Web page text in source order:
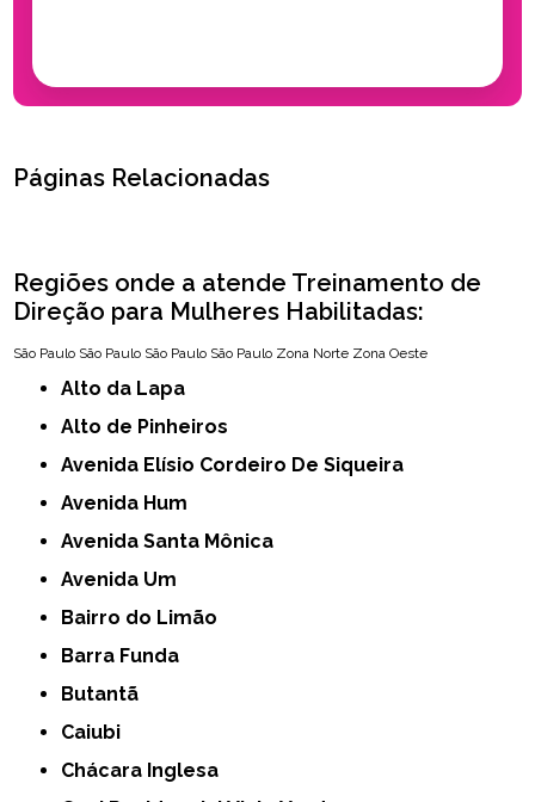
Páginas Relacionadas
Regiões onde a atende Treinamento de
Direção para Mulheres Habilitadas:
São Paulo São Paulo São Paulo São Paulo Zona Norte Zona Oeste
Alto da Lapa
Alto de Pinheiros
Avenida Elísio Cordeiro De Siqueira
Avenida Hum
Avenida Santa Mônica
Avenida Um
Bairro do Limão
Barra Funda
Butantã
Caiubi
Chácara Inglesa